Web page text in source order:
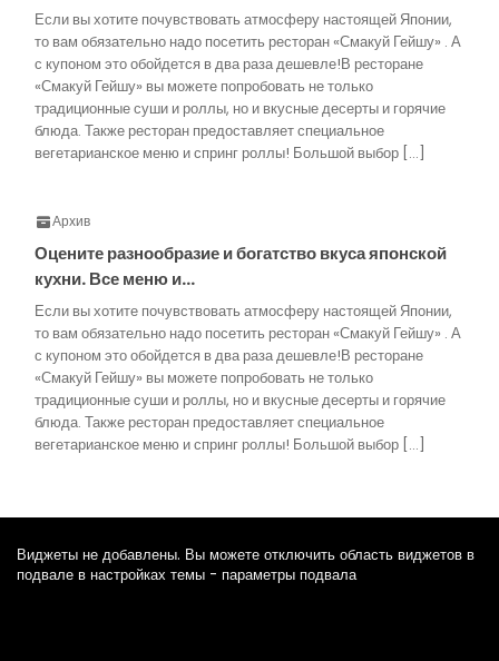
Если вы хотите почувствовать атмосферу настоящей Японии,
то вам обязательно надо посетить ресторан «Смакуй Гейшу» . А
с купоном это обойдется в два раза дешевле!В ресторане
«Смакуй Гейшу» вы можете попробовать не только
традиционные суши и роллы, но и вкусные десерты и горячие
блюда. Также ресторан предоставляет специальное
вегетарианское меню и спринг роллы! Большой выбор […]
Архив
Оцените разнообразие и богатство вкуса японской
кухни. Все меню и…
Если вы хотите почувствовать атмосферу настоящей Японии,
то вам обязательно надо посетить ресторан «Смакуй Гейшу» . А
с купоном это обойдется в два раза дешевле!В ресторане
«Смакуй Гейшу» вы можете попробовать не только
традиционные суши и роллы, но и вкусные десерты и горячие
блюда. Также ресторан предоставляет специальное
вегетарианское меню и спринг роллы! Большой выбор […]
Виджеты не добавлены. Вы можете отключить область виджетов в
подвале в настройках темы - параметры подвала